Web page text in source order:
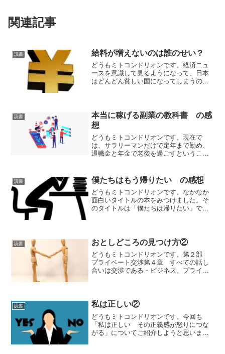
関連記事
読書 給料が増えないのは誰のせい？
どうもミトコンドリオンです。経済ニュ
ースを意識して見るようになって、日本
はどんどん貧しい国になってしまうので
人の給与水準が低いことに...
読書
本当に稼げる副業の教科書 の感
想
どうもミトコンドリオンです。現在で
は、サラリーマンだけで定年まで勤め、
退職金と年金で老後を過ごすということ
います。最近は副業を許可している企業
も増えています。このような...
読書 僕たちはもう帰りたい の感想
どうもミトコンドリオンです。なかなか
面白いタイトルの本をみつけました。そ
のタイトルは「僕たちは帰りたい」で
れの「もう帰りたい」と思っ...
読書 おとしどころの見つけ方②
どうもミトコンドリオンです。第２部
プライベート交渉第４章 すべての話し
合いは交渉である・ビジネス、プライベ
に、冷静に話し合いましょう...
読書 私は正しい②
どうもミトコンドリオンです。今回も
「私は正しい その正義感が怒りにつな
がる」についてご紹介しようと思いま